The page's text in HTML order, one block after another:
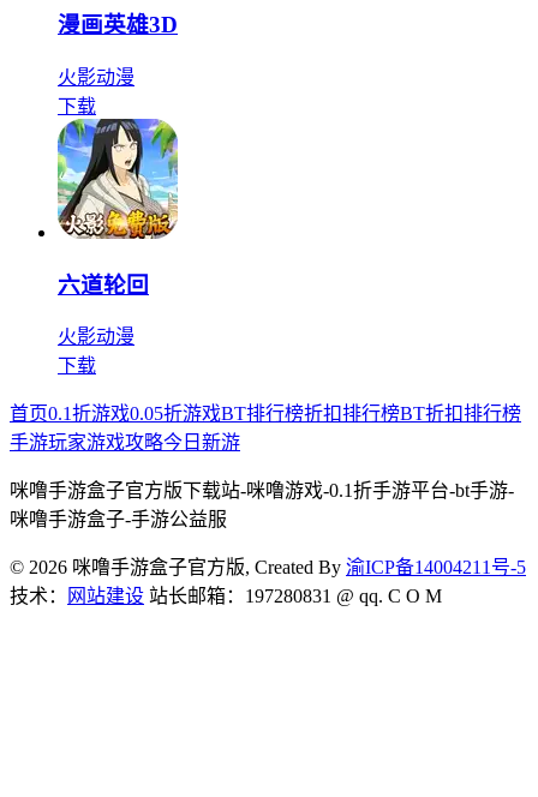
漫画英雄3D
火影动漫
下载
六道轮回
火影动漫
下载
首页0.1折游戏0.05折游戏BT排行榜折扣排行榜BT折扣排行榜
手游玩家游戏攻略今日新游
咪噜手游盒子官方版下载站-咪噜游戏-0.1折手游平台-bt手游-
咪噜手游盒子-手游公益服
© 2026 咪噜手游盒子官方版, Created By 渝ICP备14004211号-5
技术：
网站建设 站长邮箱：197280831 @ qq. C O M